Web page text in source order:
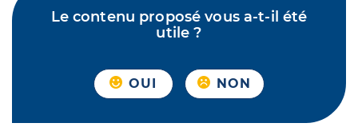
Le contenu proposé vous a-t-il été
utile ?
OUI NON